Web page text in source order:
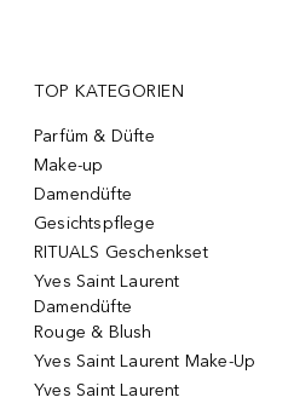
TOP KATEGORIEN
Parfüm & Düfte
Make-up
Damendüfte
Gesichtspflege
RITUALS Geschenkset
Yves Saint Laurent
Damendüfte
Rouge & Blush
Yves Saint Laurent Make-Up
Yves Saint Laurent